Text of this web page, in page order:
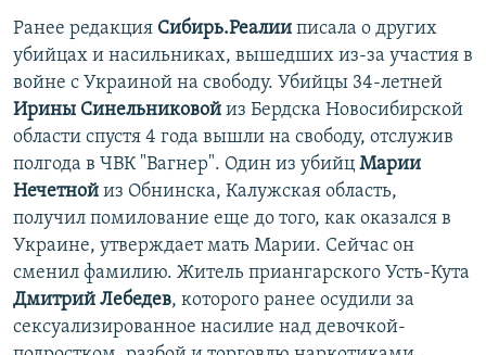
Ранее редакция Сибирь.Реалии писала о других
убийцах и насильниках, вышедших из-за участия в
войне с Украиной на свободу. Убийцы 34-летней
Ирины Синельниковой из Бердска Новосибирской
области спустя 4 года вышли на свободу, отслужив
полгода в ЧВК "Вагнер". Один из убийц Марии
Нечетной из Обнинска, Калужская область,
получил помилование еще до того, как оказался в
Украине, утверждает мать Марии. Сейчас он
сменил фамилию. Житель приангарского Усть-Кута
Дмитрий Лебедев, которого ранее осудили за
сексуализированное насилие над девочкой-